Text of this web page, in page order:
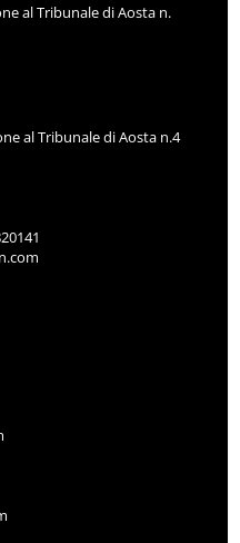
al Tribunale di Aosta n.
al Tribunale di Aosta n.4